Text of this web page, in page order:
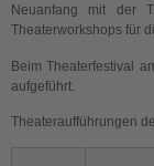
Neuanfang mit der
Theaterworkshops für
Beim Theaterfestival
aufgeführt.
Theateraufführungen